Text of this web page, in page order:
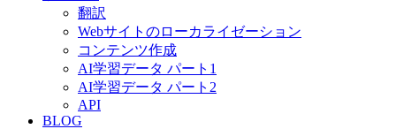
翻訳
Webサイトのローカライゼーション
コンテンツ作成
AI学習データ パート1
AI学習データ パート2
API
BLOG